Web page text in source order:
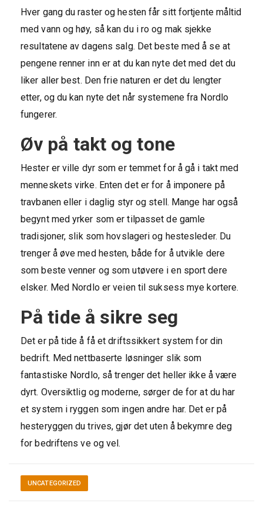
Hver gang du raster og hesten får sitt fortjente måltid
med vann og høy, så kan du i ro og mak sjekke
resultatene av dagens salg. Det beste med å se at
pengene renner inn er at du kan nyte det med det du
liker aller best. Den frie naturen er det du lengter
etter, og du kan nyte det når systemene fra Nordlo
fungerer.
Øv på takt og tone
Hester er ville dyr som er temmet for å gå i takt med
menneskets virke. Enten det er for å imponere på
travbanen eller i daglig styr og stell. Mange har også
begynt med yrker som er tilpasset de gamle
tradisjoner, slik som hovslageri og hestesleder. Du
trenger å øve med hesten, både for å utvikle dere
som beste venner og som utøvere i en sport dere
elsker. Med Nordlo er veien til suksess mye kortere.
På tide å sikre seg
Det er på tide å få et driftssikkert system for din
bedrift. Med nettbaserte løsninger slik som
fantastiske Nordlo, så trenger det heller ikke å være
dyrt. Oversiktlig og moderne, sørger de for at du har
et system i ryggen som ingen andre har. Det er på
hesteryggen du trives, gjør det uten å bekymre deg
for bedriftens ve og vel.
UNCATEGORIZED